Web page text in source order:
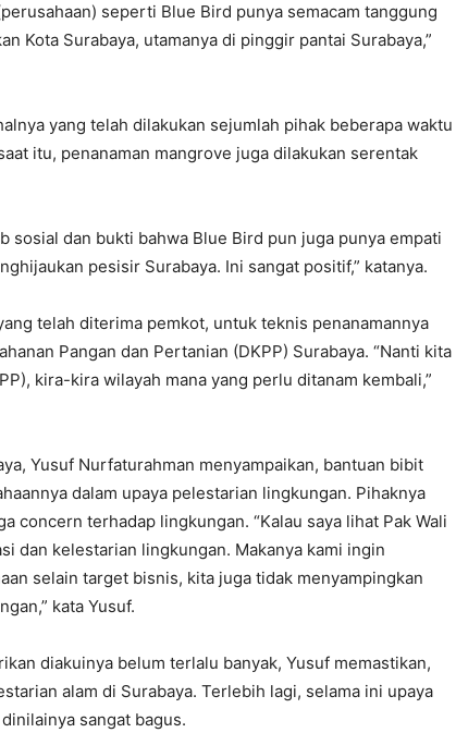
seperti Blue Bird punya semacam tanggung
Kota Surabaya, utamanya di pinggir pantai Surabaya,”
yang telah dilakukan sejumlah pihak beberapa waktu
itu, penanaman mangrove juga dilakukan serentak
sosial dan bukti bahwa Blue Bird pun juga punya empati
pesisir Surabaya. Ini sangat positif,” katanya.
telah diterima pemkot, untuk teknis penanamannya
Pangan dan Pertanian (DKPP) Surabaya. “Nanti kita
kira-kira wilayah mana yang perlu ditanam kembali,”
Yusuf Nurfaturahman menyampaikan, bantuan bibit
dalam upaya pelestarian lingkungan. Pihaknya
concern terhadap lingkungan. “Kalau saya lihat Pak Wali
dan kelestarian lingkungan. Makanya kami ingin
selain target bisnis, kita juga tidak menyampingkan
kata Yusuf.
diakuinya belum terlalu banyak, Yusuf memastikan,
alam di Surabaya. Terlebih lagi, selama ini upaya
sangat bagus.